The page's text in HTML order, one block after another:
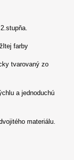
farby
tvarovaný zo
a jednoduchú
materiálu.